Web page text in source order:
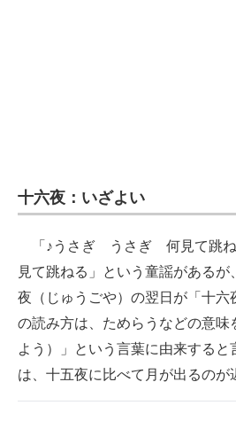
十六夜：いざよい
「♪うさぎ うさぎ 何見て跳
見て跳ねる」という童謡があるが
夜（じゅうごや）の翌日が「十六
の読み方は、ためらうなどの意味
よう）」という言葉に由来すると
は、十五夜に比べて月が出るのが